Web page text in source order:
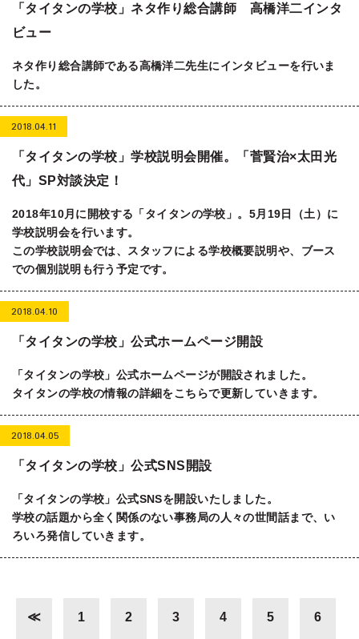
「タイタンの学校」ネタ作り総合講師 高橋洋二インタ
ビュー
ネタ作り総合講師である高橋洋二先生にインタビューを行いま
した。
2018.04.11
「タイタンの学校」学校説明会開催。「菅賢治×太田光
代」SP対談決定！
2018年10月に開校する「タイタンの学校」。5月19日（土）に
学校説明会を行います。
この学校説明会では、スタッフによる学校概要説明や、ブース
での個別説明も行う予定です。
2018.04.10
「タイタンの学校」公式ホームページ開設
「タイタンの学校」公式ホームページが開設されました。
タイタンの学校の情報の詳細をこちらで更新していきます。
2018.04.05
「タイタンの学校」公式SNS開設
「タイタンの学校」公式SNSを開設いたしました。
学校の話題から全く関係のない事務局の人々の世間話まで、い
ろいろ発信していきます。
≪ 1 2 3 4 5 6